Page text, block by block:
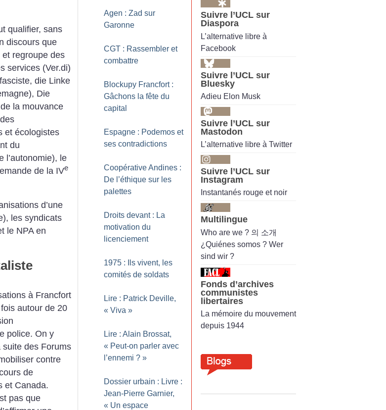
qualifier, sans
discours que
et regroupe des
services (Ver.di)
die Linke
Die
la mouvance
et écologistes
du
l’autonomie), le
de la IVe
d’une
les syndicats
le NPA en
à ­Francfort
autour de 20
police. On y
des Forums
contre
de
et Canada.
pas que
Agen : Zad sur
Garonne
CGT : Rassembler et
combattre
Blockupy Francfort :
Gâchons la fête du
capital
Espagne : Podemos et
ses contradictions
Coopérative Andines :
De l’éthique sur les
palettes
Droits devant : La
motivation du
licenciement
1975 : Ils vivent, les
comités de soldats
Lire : Patrick Deville,
« Viva »
Lire : Alain Brossat,
« Peut-on parler avec
l’ennemi ? »
Dossier urbain : Livre :
Jean-Pierre Garnier,
« Un espace
Suivre l’UCL sur
Diaspora
L’alternative libre à
Facebook
Suivre l’UCL sur
Bluesky
Adieu Elon Musk
Suivre l’UCL sur
Mastodon
L’alternative libre à Twitter
Suivre l’UCL sur
Instagram
Instantanés rouge et noir
Multilingue
Who are we ? 의 소개
¿Quiénes somos ? Wer
sind wir ?
Fonds d’archives
communistes
libertaires
La mémoire du mouvement
depuis 1944